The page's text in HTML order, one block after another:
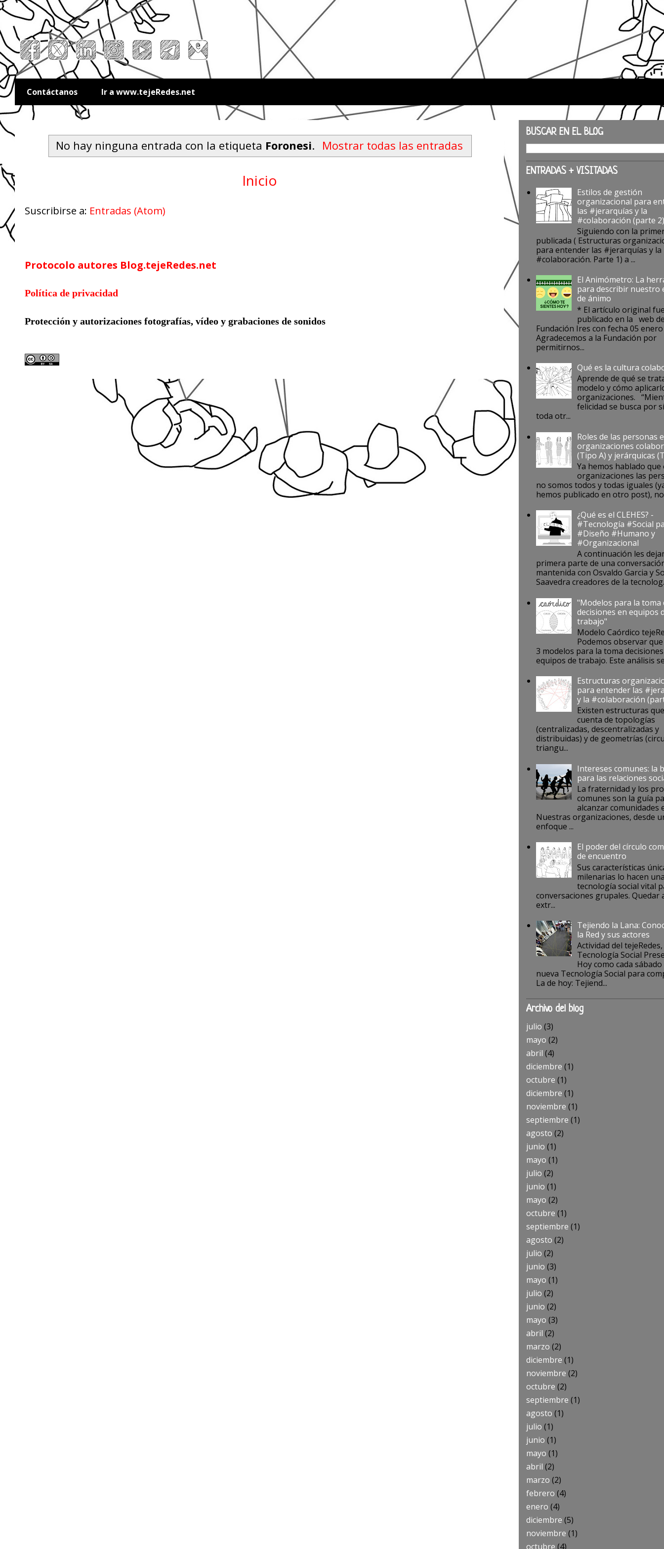
Contáctanos Ir a www.tejeRedes.net
No hay ninguna entrada con la etiqueta Foronesi. Mostrar todas las entradas
Inicio
Suscribirse a: Entradas (Atom)
Protocolo autores Blog.tejeRedes.net
Política de privacidad
Protección y autorizaciones fotografías, vídeo y grabaciones de sonidos
BUSCAR EN EL BLOG
ENTRADAS + VISITADAS
Estilos de gestión
organizacional para
las #jerarquías y la
#colaboración (parte
Siguiendo con la
publicada ( Estructuras
para entender las #jerarquías y la
#colaboración. Parte 1) a ...
El Animómetro: La
para describir nuestro
de ánimo
* El artículo original
publicado en la web
Fundación Ires con fecha 05 enero
Agradecemos a la Fundación por
permitirnos...
Qué es la cultura
Aprende de qué se
modelo y cómo
organizaciones.
felicidad se busca por
toda otr...
Roles de las personas
organizaciones
(Tipo A) y jerárquicas
Ya hemos hablado que
organizaciones las
no somos todos y todas iguales
hemos publicado en otro post),
¿Qué es el CLEHES? -
#Tecnología #Social
#Diseño #Humano y
#Organizacional
A continuación les
primera parte de una
mantenida con Osvaldo Garcia y
Saavedra creadores de la
"Modelos para la toma
decisiones en equipos
trabajo"
Modelo Caórdico
Podemos observar
3 modelos para la toma
equipos de trabajo. Este análisis
Estructuras
para entender las
y la #colaboración
Existen estructuras
cuenta de topologías
(centralizadas, descentralizadas y
distribuidas) y de geometrías
triangu...
Intereses comunes: la
para las relaciones
La fraternidad y los
comunes son la guía
alcanzar comunidades
Nuestras organizaciones, desde
enfoque ...
El poder del círculo
de encuentro
Sus características
milenarias lo hacen
tecnología social vital
conversaciones grupales. Quedar
extr...
Tejiendo la Lana:
la Red y sus actores
Actividad del tejeRedes,
Tecnología Social
Hoy como cada
nueva Tecnología Social para
La de hoy: Tejiend...
Archivo del blog
julio (3)
mayo (2)
abril (4)
diciembre (1)
octubre (1)
diciembre (1)
noviembre (1)
septiembre (1)
agosto (2)
junio (1)
mayo (1)
julio (2)
junio (1)
mayo (2)
octubre (1)
septiembre (1)
agosto (2)
julio (2)
junio (3)
mayo (1)
julio (2)
junio (2)
mayo (3)
abril (2)
marzo (2)
diciembre (1)
noviembre (2)
octubre (2)
septiembre (1)
agosto (1)
julio (1)
junio (1)
mayo (1)
abril (2)
marzo (2)
febrero (4)
enero (4)
diciembre (5)
noviembre (1)
octubre (4)